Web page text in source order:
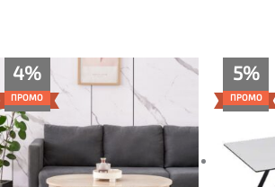
4%
ПРОМО
Original
price
was:
229.00€
(447.89
Текущата
цена
е:
219.00€
(428.33
лв.).
5%
ПРОМО